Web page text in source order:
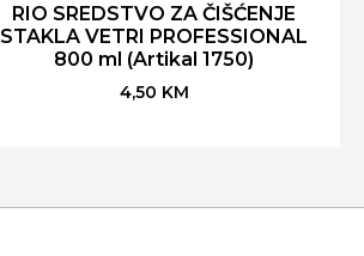
RIO SREDSTVO ZA ČIŠĆENJE
STAKLA VETRI PROFESSIONAL
800 ml (Artikal 1750)
4,50 KM